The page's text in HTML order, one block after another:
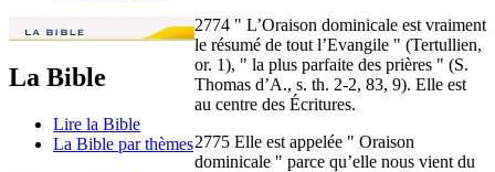
La Bible
Lire la Bible
La Bible par thèmes
2774 " L’Oraison dominicale est vraiment
le résumé de tout l’Evangile " (Tertullien,
or. 1), " la plus parfaite des prières " (S.
Thomas d’A., s. th. 2-2, 83, 9). Elle est
au centre des Écritures.
2775 Elle est appelée " Oraison
dominicale " parce qu’elle nous vient du